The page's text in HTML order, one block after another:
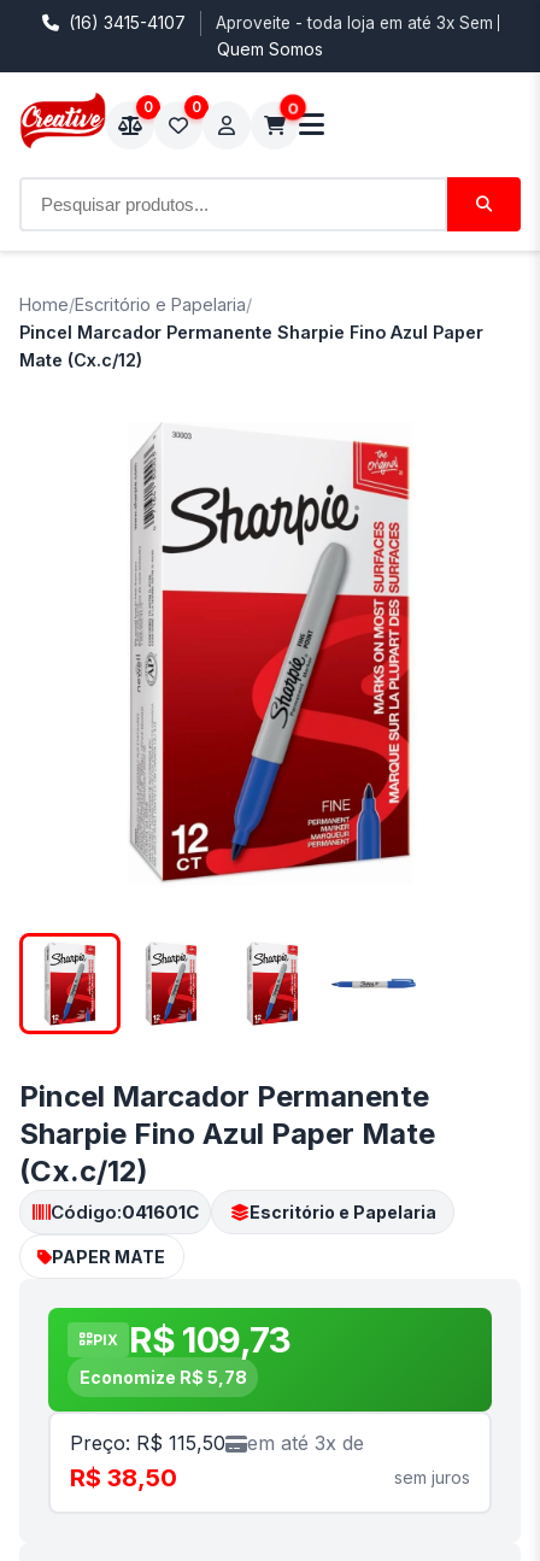
(16) 3415-4107 Aproveite - toda loja em até 3x Sem
Quem Somos
0 0 0
Home/Escritório e Papelaria/
Pincel Marcador Permanente Sharpie Fino Azul Paper
Mate (Cx.c/12)
Pincel Marcador Permanente
Sharpie Fino Azul Paper Mate
(Cx.c/12)
Código:041601C Escritório e Papelaria
PAPER MATE
PIX R$ 109,73
Economize R$ 5,78
Preço: R$ 115,50 em até 3x de
R$ 38,50 sem juros